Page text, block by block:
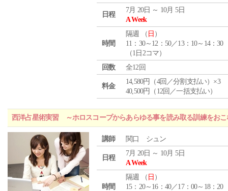
日程
7月 20日 ～ 10月 5日
A Week
時間
隔週 （ 日 ）
11：30～12：50／13：10～14：30
（1日2コマ）
回数
全12回
料金
14,580円（4回／分割支払い）×3
40,500円（12回／一括支払い）
西洋占星術実習 ～ホロスコープからあらゆる事を読み取る訓練をおこ
講師 関口 シュン
日程
7月 20日 ～ 10月 5日
A Week
時間
隔週 （ 日 ）
15：20～16：40／17：00～18：20